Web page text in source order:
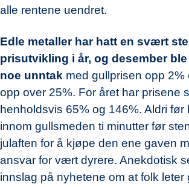
alle rentene uendret.
Edle metaller har hatt en svært
prisutvikling i år, og desember
noe unntak med gullprisen opp 2%
opp over 25%. For året har prisene
henholdsvis 65% og 146%. Aldri før
innom gullsmeden ti minutter før
julaften for å kjøpe den ene gaven
ansvar for vært dyrere. Anekdotisk
innslag på nyhetene om at folk leter